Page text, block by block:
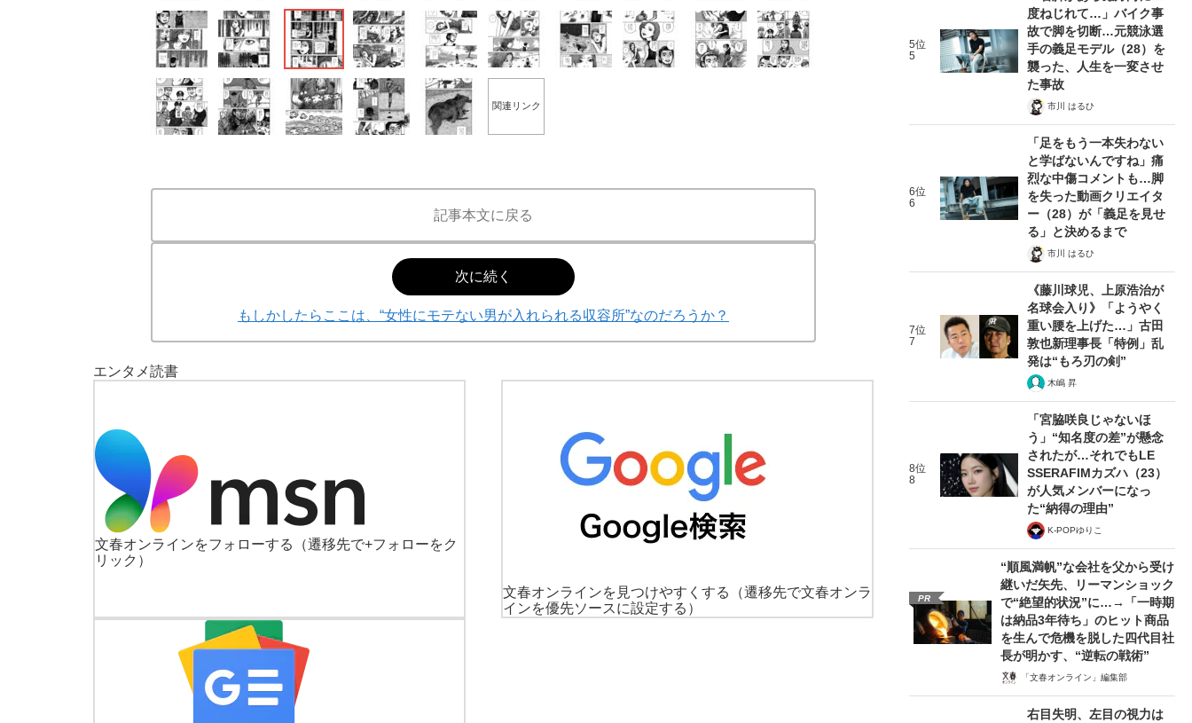
もっと見る
関連リンク
記事本文に戻る
次に続く
もしかしたらここは、“女性にモテない男が入れられる収容所”なのだろうか？
エンタメ読書
文春オンラインをフォローする
（遷移先で+フォローをク
リック）
文春オンラインを見つけやすくする
（遷移先で文春オンラ
インを優先ソースに設定する）
5位
5
度ねじれて…」バイク事
故で脚を切断…元競泳選
手の義足モデル（28）を
襲った、人生を一変させ
た事故
市川 はるひ
6位
6
「足をもう一本失わない
と学ばないんですね」痛
烈な中傷コメントも…脚
を失った動画クリエイタ
ー（28）が「義足を見せ
る」と決めるまで
市川 はるひ
7位
7
《藤川球児、上原浩治が
名球会入り》「ようやく
重い腰を上げた…」古田
敦也新理事長「特例」乱
発は“もろ刃の剣”
木嶋 昇
8位
8
「宮脇咲良じゃないほ
う」“知名度の差”が懸念
されたが…それでもLE
SSERAFIMカズハ（23）
が人気メンバーになっ
た“納得の理由”
K-POPゆりこ
PR
“順風満帆”な会社を父から受け
継いだ矢先、リーマンショック
で“絶望的状況”に…→「一時期
は納品3年待ち」のヒット商品
を生んで危機を脱した四代目社
長が明かす、“逆転の戦術”
「文春オンライン」編集部
右目失明、左目の視力は